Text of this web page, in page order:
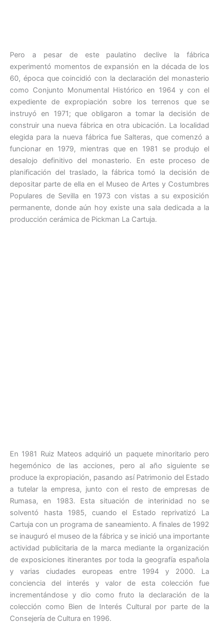
Pero a pesar de este paulatino declive la fábrica
experimentó momentos de expansión en la década de los
60, época que coincidió con la declaración del monasterio
como Conjunto Monumental Histórico en 1964 y con el
expediente de expropiación sobre los terrenos que se
instruyó en 1971; que obligaron a tomar la decisión de
construir una nueva fábrica en otra ubicación. La localidad
elegida para la nueva fábrica fue Salteras, que comenzó a
funcionar en 1979, mientras que en 1981 se produjo el
desalojo definitivo del monasterio. En este proceso de
planificación del traslado, la fábrica tomó la decisión de
depositar parte de ella en el Museo de Artes y Costumbres
Populares de Sevilla en 1973 con vistas a su exposición
permanente, donde aún hoy existe una sala dedicada a la
producción cerámica de Pickman La Cartuja.
En 1981 Ruiz Mateos adquirió un paquete minoritario pero
hegemónico de las acciones, pero al año siguiente se
produce la expropiación, pasando así Patrimonio del Estado
a tutelar la empresa, junto con el resto de empresas de
Rumasa, en 1983. Esta situación de interinidad no se
solventó hasta 1985, cuando el Estado reprivatizó La
Cartuja con un programa de saneamiento. A finales de 1992
se inauguró el museo de la fábrica y se inició una importante
actividad publicitaria de la marca mediante la organización
de exposiciones itinerantes por toda la geografía española
y varias ciudades europeas entre 1994 y 2000. La
conciencia del interés y valor de esta colección fue
incrementándose y dio como fruto la declaración de la
colección como Bien de Interés Cultural por parte de la
Consejería de Cultura en 1996.